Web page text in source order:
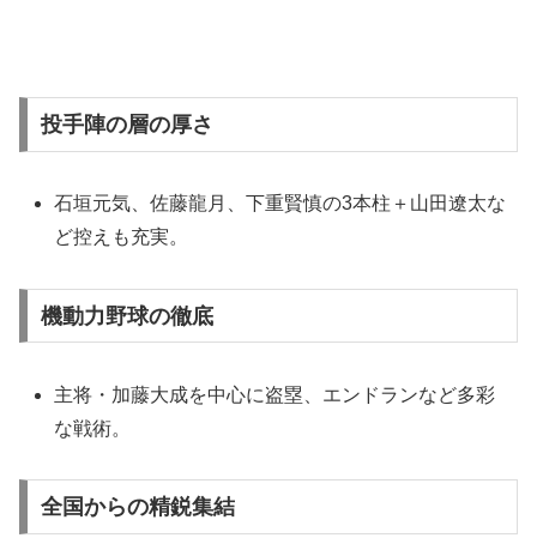
投手陣の層の厚さ
石垣元気、佐藤龍月、下重賢慎の3本柱＋山田遼太な
ど控えも充実。
機動力野球の徹底
主将・加藤大成を中心に盗塁、エンドランなど多彩
な戦術。
全国からの精鋭集結